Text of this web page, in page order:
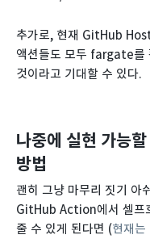
추가로, 현재 GitHub
액션들도 모두 fargate를
것이라고 기대할 수 있다.
나중에 실현 가능
방법
괜히 그냥 마무리 짓기 아
GitHub Action에서 셀프
줄 수 있게 된다면 (현재는